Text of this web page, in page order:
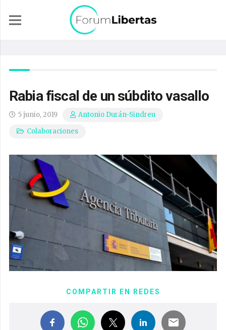
Rabia fiscal de un súbdito vasallo
5 junio, 2019
Antonio Durán-Sindreu
Colaboraciones
COMPARTIR EN REDES